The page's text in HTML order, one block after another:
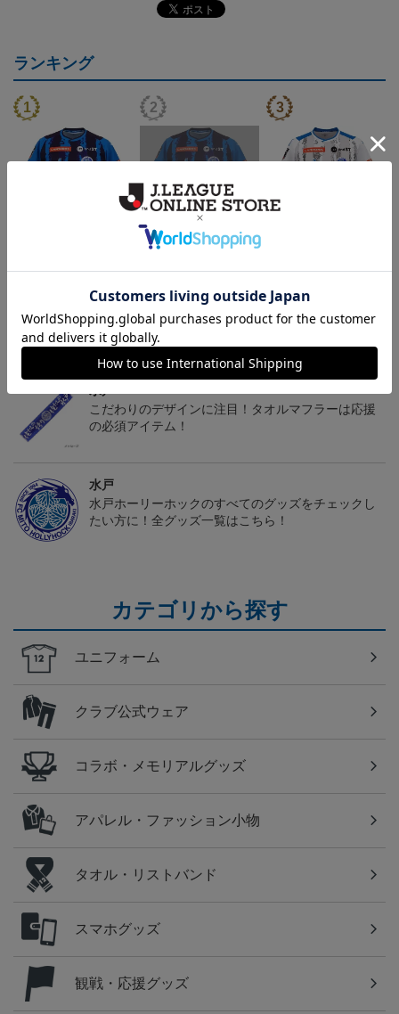
ランキング
センティックユニフォー
ンティックユニフォーム
センティックユニフォー
トピックス
水戸
こだわりのデザインに注目！タオルマフラーは応援
の必須アイテム！
水戸
水戸ホーリーホックのすべてのグッズをチェックし
たい方に！全グッズ一覧はこちら！
カテゴリから探す
ユニフォーム
クラブ公式ウェア
コラボ・メモリアルグッズ
アパレル・ファッション小物
タオル・リストバンド
スマホグッズ
観戦・応援グッズ